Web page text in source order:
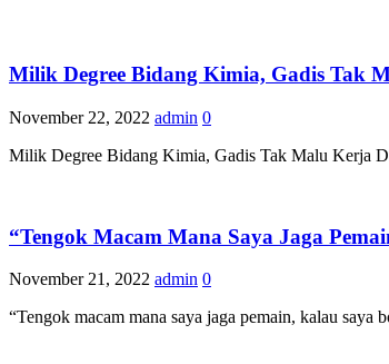
Milik Degree Bidang Kimia, Gadis Tak
November 22, 2022 admin 0
Milik Degree Bidang Kimia, Gadis Tak Malu Kerja
“Tengok Macam Mana Saya Jaga
November 21, 2022 admin 0
“Tengok macam mana saya jaga pemain, kalau